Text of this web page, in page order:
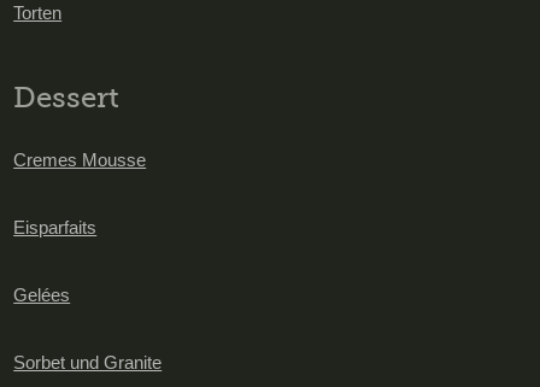
Torten
Dessert
Cremes Mousse
Eisparfaits
Gelées
Sorbet und Granite